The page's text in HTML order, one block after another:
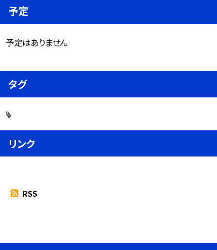
予定
予定はありません
タグ
リンク
RSS